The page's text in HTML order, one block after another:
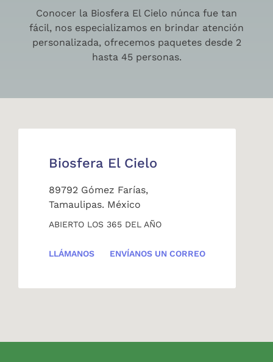
Conocer la Biosfera El Cielo núnca fue tan
fácil, nos especializamos en brindar atención
personalizada, ofrecemos paquetes desde 2
hasta 45 personas.
Biosfera El Cielo
89792 Gómez Farías,
Tamaulipas. México
ABIERTO LOS 365 DEL AÑO
LLÁMANOS ENVÍANOS UN CORREO